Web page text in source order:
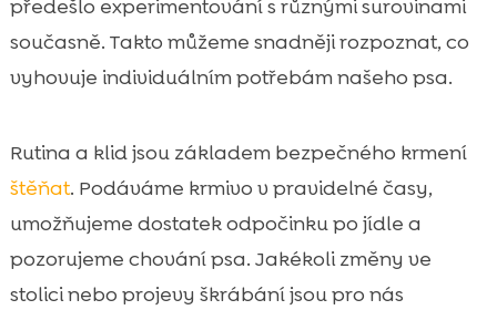
předešlo experimentování s různými surovinami
současně. Takto můžeme snadněji rozpoznat, co
vyhovuje individuálním potřebám našeho psa.
Rutina a klid jsou základem bezpečného krmení
štěňat. Podáváme krmivo v pravidelné časy,
umožňujeme dostatek odpočinku po jídle a
pozorujeme chování psa. Jakékoli změny ve
stolici nebo projevy škrábání jsou pro nás